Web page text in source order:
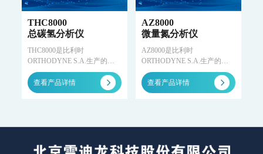
飞行时间二次离子质谱仪
SurfaceSeer I-飞行时间二次离子质谱仪
SurfaceSeer S-飞行时间二次离子质谱仪
飞行时间质谱仪
PTR-TOF 4000c-质子转移反应飞行时间质谱仪
El-TOF MS-台式飞行时间质谱仪
MS-200-便携式飞行时间质谱仪
MODEL 3080GC-MS II-便携式气相色谱质谱联用仪
THC8000
总碳氢分析仪
THC8000是比利时
ORTHODYNE S.A.生产的在
线总碳氢分析仪，配置火焰离
子化（FID）检测器，用于测
量氧气、空气、二氧化碳、
查看产品详情
AZ8000
微量氮分析仪
AZ8000是比利时
ORTHODYNE S.A.生产的在
线微量氮分析仪，配置等离子
化（PED）检测器，用于测量
氩和氦中的微量氮含量。
查看产品详情